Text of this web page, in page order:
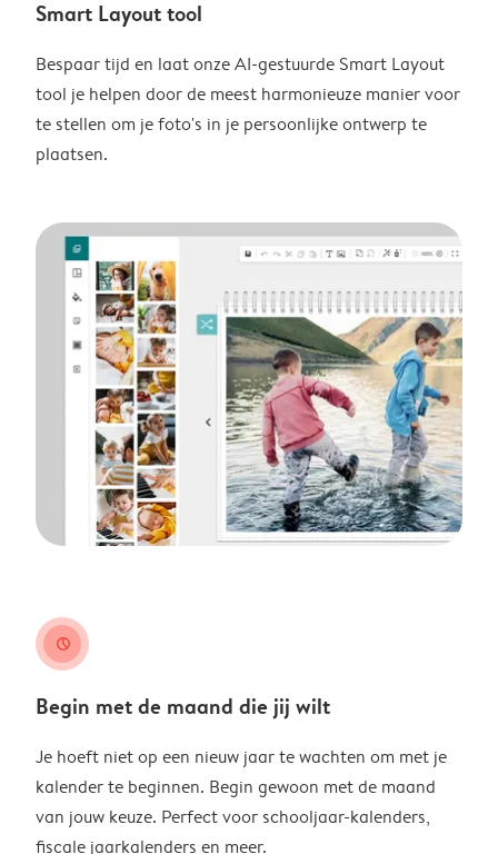
Smart Layout tool
Bespaar tijd en laat onze AI-gestuurde Smart Layout
tool je helpen door de meest harmonieuze manier voor
te stellen om je foto's in je persoonlijke ontwerp te
plaatsen.
clock
Begin met de maand die jij wilt
Je hoeft niet op een nieuw jaar te wachten om met je
kalender te beginnen. Begin gewoon met de maand
van jouw keuze. Perfect voor schooljaar-kalenders,
fiscale jaarkalenders en meer.